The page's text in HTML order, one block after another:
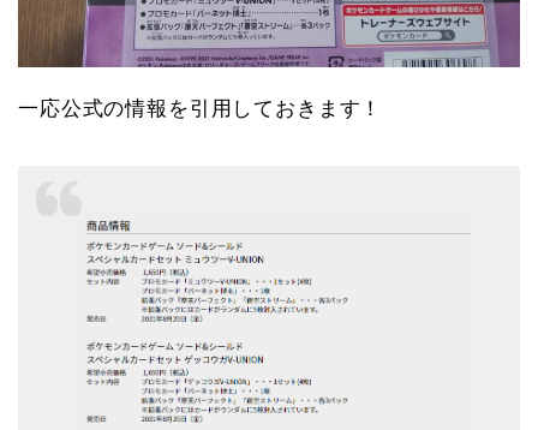
一応公式の情報を引用しておきます！